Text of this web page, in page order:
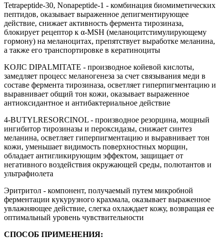
Tetrapeptide-30, Nonapeptide-1 - комбинация биомиметических
пептидов, оказывает выраженное депигментирующее
действие, снижает активность фермента тирозиназа,
блокирует рецептор к α-MSH (меланоцитстимулирующему
гормону) на меланоцитах, препятствует выработке меланина,
а также его транспортировке в кератиноциты
KOJIC DIPALMITATE - производное койевой кислоты,
замедляет процесс меланогенеза за счет связывания меди в
составе фермента тирозиназа, осветляет гиперпигментацию и
выравнивает общий тон кожи, оказывает выраженное
антиоксидантное и антибактериальное действие
4-BUTYLRESORCINOL - производное резорцина, мощный
ингибитор тирозиназы и пероксидазы, снижает синтез
меланина, осветляет гиперпигментацию и выравнивает тон
кожи, уменьшает видимость поверхностных морщин,
обладает антигликирующим эффектом, защищает от
негативного воздействия окружающей среды, полютантов и
ультрафиолета
Эритритол - компонент, получаемый путем микробной
ферментации кукурузного крахмала, оказывает выраженное
увлажняющее действие, слегка охлаждает кожу, возвращая ее
оптимальный уровень чувствительности
СПОСОБ ПРИМЕНЕНИЯ: